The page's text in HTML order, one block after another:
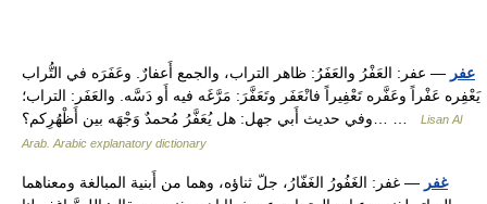
عفر — عفر: العَفْرُ والعَفَرُ: ظاهر التراب، والجمع أَعفارٌ. وعَفَرَه في التُّراب
يَعْفِره عَفْراً وعَفَّره تَعْفِيراً فانْعَفَر وتَعَفَّرَ: مَرَّغَه فيه أَو دَسَّه. والعَفَر: التراب؛
Lisan Al
Arab. Arabic explanatory dictionary
غفر — غفر: الغَفُورُ الغَفّارُ، جلّ ثناؤه، وهما من أَبنية المبالغة ومعناهما